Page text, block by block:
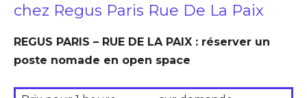
chez Regus Paris Rue De La Paix
REGUS PARIS – RUE DE LA PAIX : réserver un
poste nomade en open space